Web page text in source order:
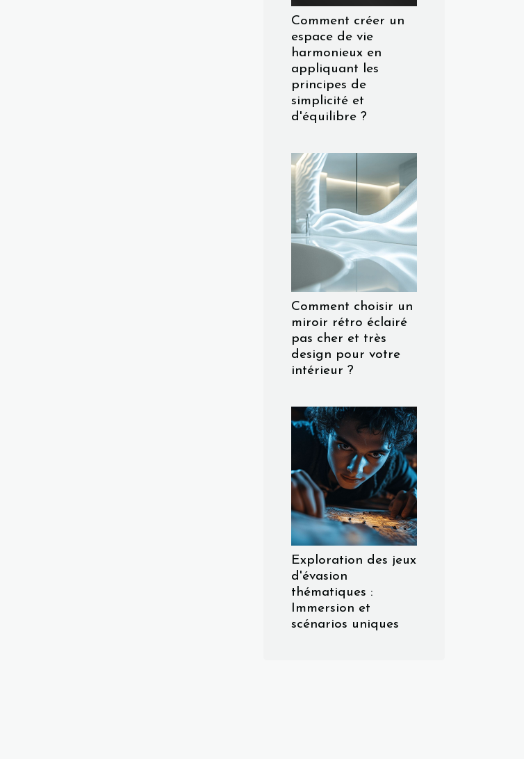
Comment créer un
espace de vie
harmonieux en
appliquant les
principes de
simplicité et
d'équilibre ?
Comment choisir un
miroir rétro éclairé
pas cher et très
design pour votre
intérieur ?
Exploration des jeux
d'évasion
thématiques :
Immersion et
scénarios uniques